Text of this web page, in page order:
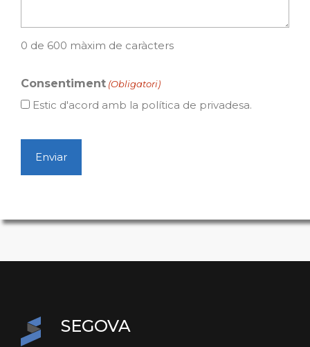
0 de 600 màxim de caràcters
Consentiment (Obligatori)
Estic d'acord amb la política de privadesa.
SEGOVA